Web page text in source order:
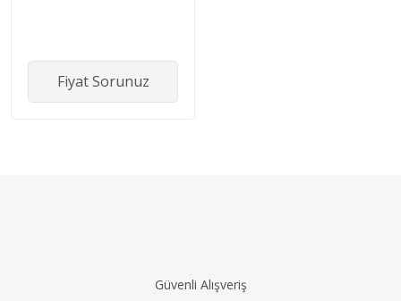
Fiyat Sorunuz
Güvenli Alışveriş